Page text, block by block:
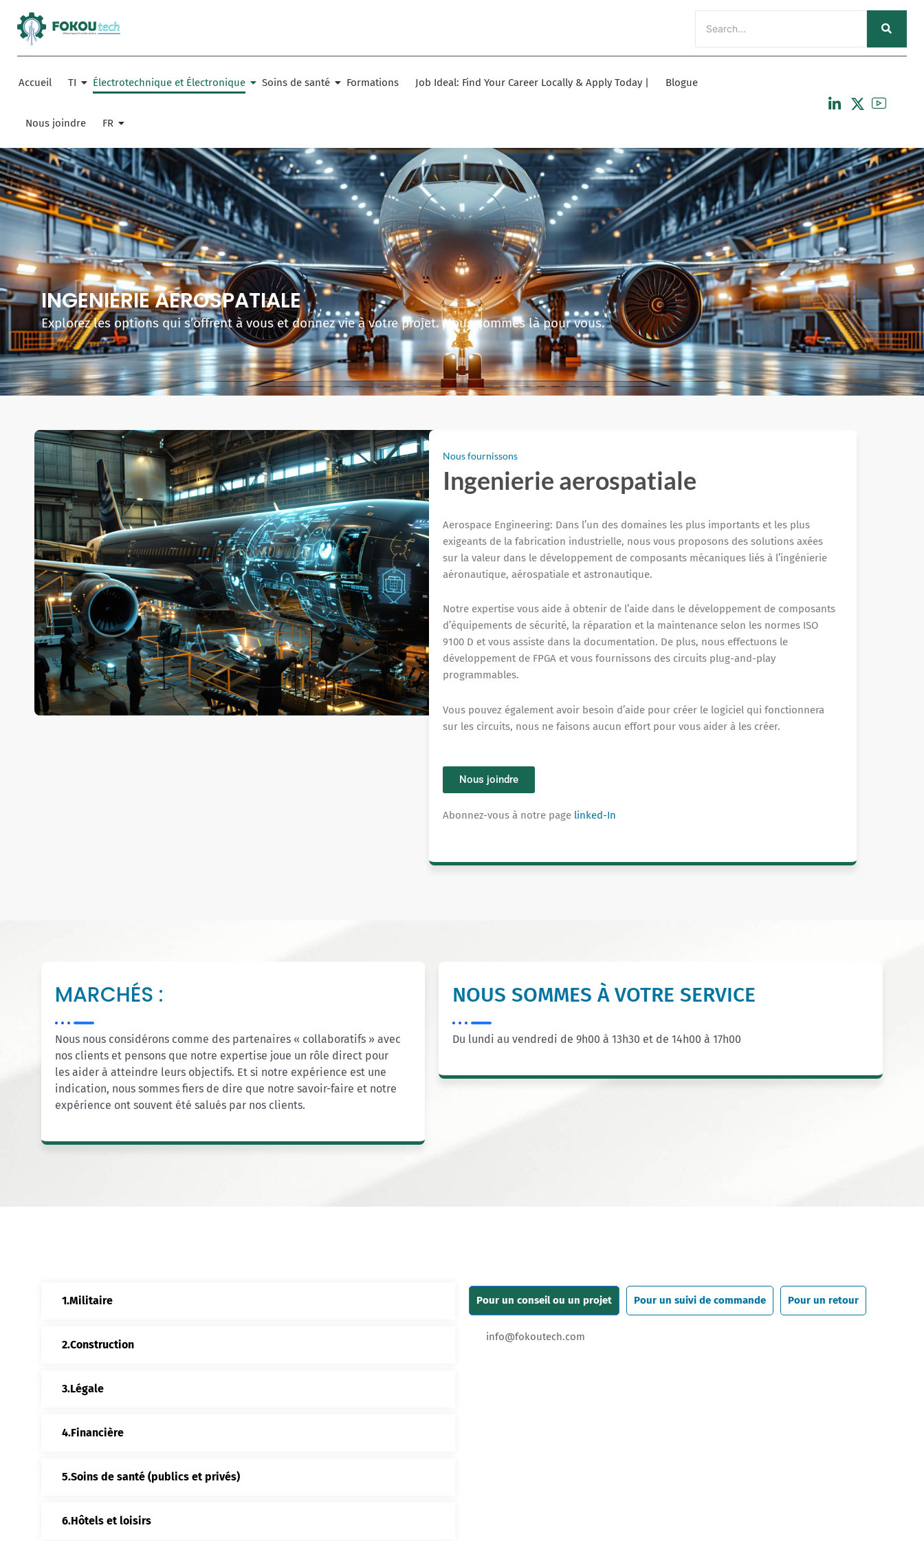
contenu
Accueil TI Électrotechnique et Électronique Soins de santé Formations Job Ideal: Find Your Career Locally & Apply Today | Blogue
Nous joindre FR
INGENIERIE AEROSPATIALE
Explorez les options qui s’offrent à vous et donnez vie à votre projet. Nous sommes là pour vous.
Nous fournissons
Ingenierie aerospatiale
Aerospace Engineering: Dans l’un des domaines les plus importants et les plus
exigeants de la fabrication industrielle, nous vous proposons des solutions axées
sur la valeur dans le développement de composants mécaniques liés à l’ingénierie
aéronautique, aérospatiale et astronautique.
Notre expertise vous aide à obtenir de l’aide dans le développement de composants
d’équipements de sécurité, la réparation et la maintenance selon les normes ISO
9100 D et vous assiste dans la documentation. De plus, nous effectuons le
développement de FPGA et vous fournissons des circuits plug-and-play
programmables.
Vous pouvez également avoir besoin d’aide pour créer le logiciel qui fonctionnera
sur les circuits, nous ne faisons aucun effort pour vous aider à les créer.
Nous joindre
Abonnez-vous à notre page linked-In
MARCHÉS :
Nous nous considérons comme des partenaires « collaboratifs » avec
nos clients et pensons que notre expertise joue un rôle direct pour
les aider à atteindre leurs objectifs. Et si notre expérience est une
indication, nous sommes fiers de dire que notre savoir-faire et notre
expérience ont souvent été salués par nos clients.
NOUS SOMMES À VOTRE SERVICE
Du lundi au vendredi de 9h00 à 13h30 et de 14h00 à 17h00
Militaire
Construction
Légale
Financière
Soins de santé (publics et privés)
Hôtels et loisirs
Pour un conseil ou un projet Pour un suivi de commande Pour un retour
info@fokoutech.com